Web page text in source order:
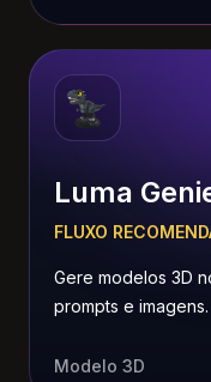
Luma
FLUXO
Gere modelos 3D
prompts e imagens.
Modelo 3D